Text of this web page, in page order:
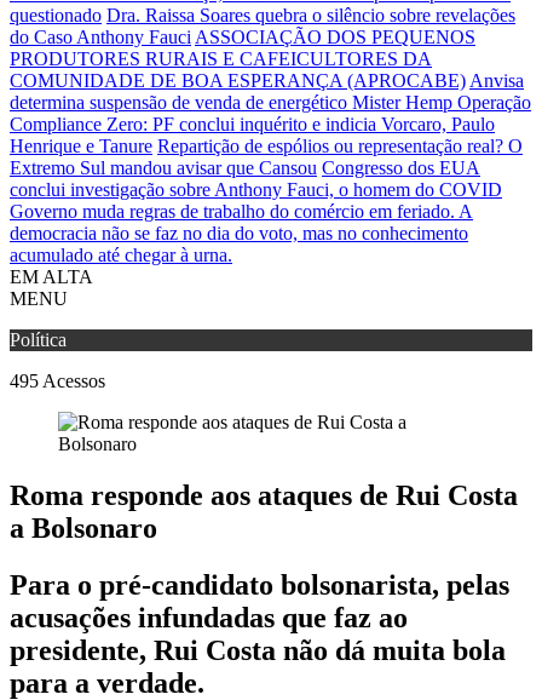
questionado Dra. Raissa Soares quebra o silêncio sobre revelações
do Caso Anthony Fauci ASSOCIAÇÃO DOS PEQUENOS
PRODUTORES RURAIS E CAFEICULTORES DA
COMUNIDADE DE BOA ESPERANÇA (APROCABE) Anvisa
determina suspensão de venda de energético Mister Hemp Operação
Compliance Zero: PF conclui inquérito e indicia Vorcaro, Paulo
Henrique e Tanure Repartição de espólios ou representação real? O
Extremo Sul mandou avisar que Cansou Congresso dos EUA
conclui investigação sobre Anthony Fauci, o homem do COVID
Governo muda regras de trabalho do comércio em feriado. A
democracia não se faz no dia do voto, mas no conhecimento
acumulado até chegar à urna.
EM ALTA
MENU
Política
495 Acessos
Roma responde aos ataques de Rui Costa
a Bolsonaro
Para o pré-candidato bolsonarista, pelas
acusações infundadas que faz ao
presidente, Rui Costa não dá muita bola
para a verdade.